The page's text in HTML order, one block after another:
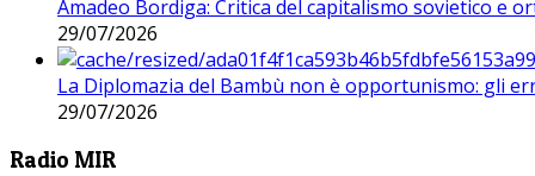
Amadeo Bordiga: Critica del capitalismo sovietico e
29/07/2026
La Diplomazia del Bambù non è opportunismo: gli
29/07/2026
Radio MIR